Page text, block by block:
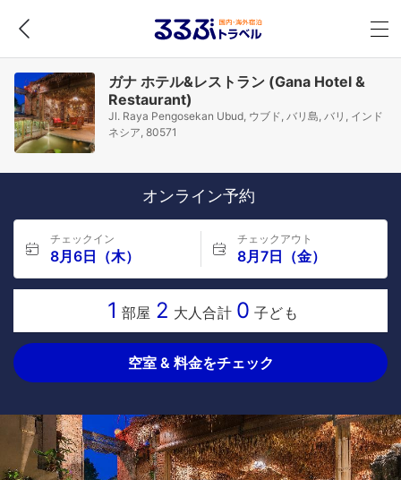
ガナ ホテル&レストラン (Gana Hotel &
Restaurant)
Jl. Raya Pengosekan Ubud, ウブド, バリ島, バリ, インド
ネシア, 80571
オンライン予約
チェックイン
8月6日（木）
チェックアウト
8月7日（金）
1 部屋 2 大人合計 0 子ども
空室 & 料金をチェック